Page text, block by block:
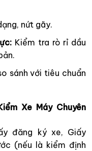
nứt gãy.
Kiểm tra rò rỉ dầu
sánh với tiêu chuẩn
Xe Máy Chuyên
đăng ký xe, Giấy
(nếu là kiểm định